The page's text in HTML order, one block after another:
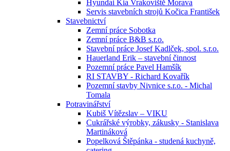
Hyundai Kia Vrakoviště Morava
Servis stavebních strojů Kočica František
Stavebnictví
Zemní práce Sobotka
Zemní práce B&B s.r.o.
Stavební práce Josef Kadlček, spol. s.r.o.
Hauerland Erik – stavební činnost
Pozemní práce Pavel Hamšík
RI STAVBY - Richard Kovařík
Pozemní stavby Nivnice s.r.o. - Michal
Tomala
Potravinářství
Kubiš Vítězslav – VIKU
Cukrářské výrobky, zákusky - Stanislava
Martináková
Popelková Štěpánka - studená kuchyně,